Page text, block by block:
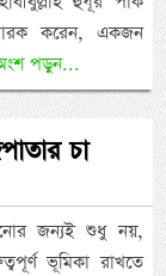
করেন, একজন
পড়ুন...
চা
জন্যই শুধু নয়,
ভূমিকা রাখতে